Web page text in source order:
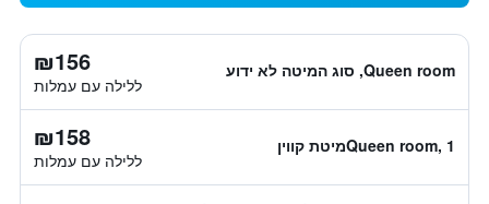
Queen room, סוג המיטה לא ידוע ₪156
ללילה עם עמלות
Queen room, 1מיטת קווין ₪158
ללילה עם עמלות